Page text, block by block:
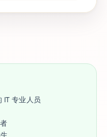
IT 专业人员